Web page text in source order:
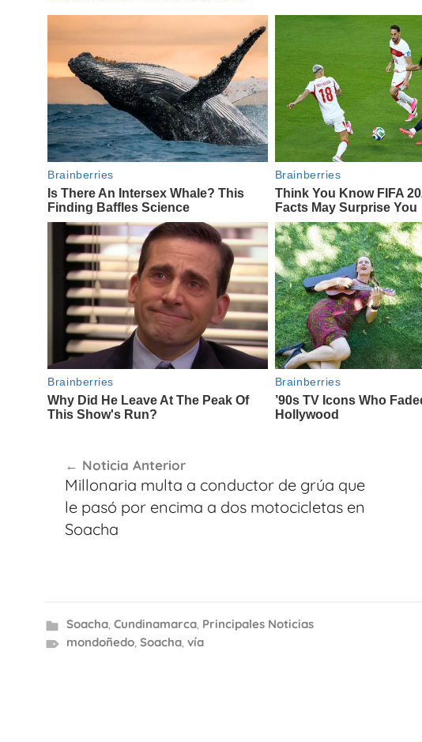
de
entradas
Noticia Anterior
Millonaria multa a conductor de grúa que
le pasó por encima a dos motocicletas en
Soacha
Soacha, Cundinamarca, Principales Noticias
mondoñedo, Soacha, vía